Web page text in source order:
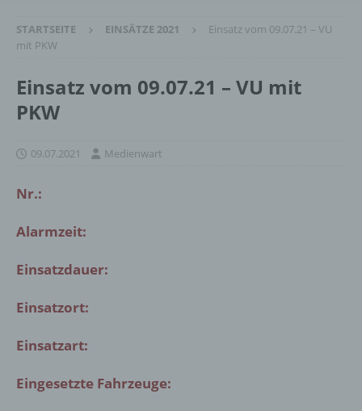
STARTSEITE EINSÄTZE 2021
Einsatz vom 09.07.21 – VU
mit PKW
Einsatz vom 09.07.21 – VU mit
PKW
09.07.2021 Medienwart
Nr.:
Alarmzeit:
Einsatzdauer:
Einsatzort:
Einsatzart:
Eingesetzte Fahrzeuge: